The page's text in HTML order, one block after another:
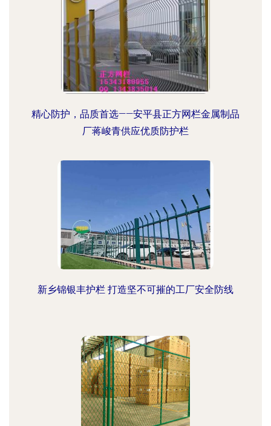
精心防护，品质首选——安平县正方网栏金属制品
厂蒋峻青供应优质防护栏
新乡锦银丰护栏 打造坚不可摧的工厂安全防线